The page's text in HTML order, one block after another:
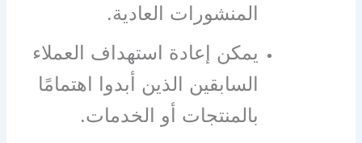
المنشورات العادية.
يمكن إعادة استهداف العملاء
السابقين الذين أبدوا اهتمامًا
بالمنتجات أو الخدمات.